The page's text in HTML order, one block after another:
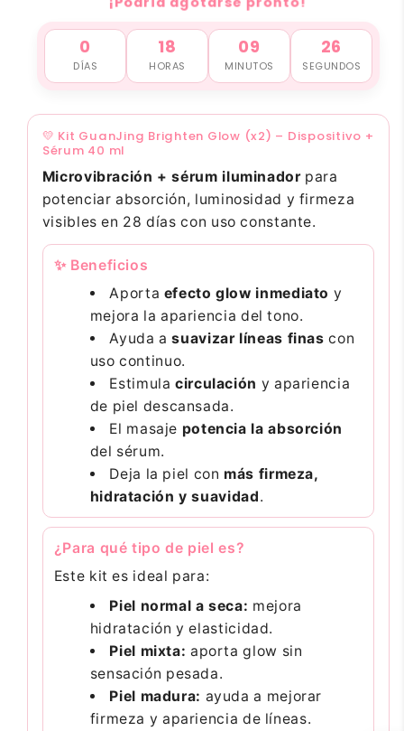
0
DÍAS
18
HORAS
09
MINUTOS
25
SEGUNDOS
💛 Kit GuanJing Brighten Glow (x2) – Dispositivo +
Sérum 40 ml
Microvibración + sérum iluminadorpara
potenciar absorción, luminosidad y firmeza
visibles en 28 días con uso constante.
✨ Beneficios
Aporta efecto glow inmediato y
mejora la apariencia del tono.
Ayuda asuavizar líneas finas con
uso continuo.
Estimulacirculación y apariencia
de piel descansada.
El masaje potencia la absorción
del sérum.
Deja la piel con más firmeza,
hidratación y suavidad.
¿Para qué tipo de piel es?
Este kit es ideal para:
Piel normal a seca: mejora
hidratación y elasticidad.
Piel mixta: aporta glow sin
sensación pesada.
Piel madura: ayuda a mejorar
firmeza y apariencia de líneas.